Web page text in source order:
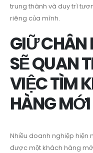
trung thành và duy trì
riêng của mình.
GIỮ CHÂN
SẼ QUAN
VIỆC TÌM
HÀNG MỚI
Nhiều doanh nghiệp hiện
được một khách hàng